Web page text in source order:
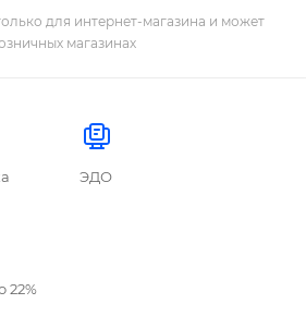
для интернет-магазина и может
магазинах
ЭДО
22%